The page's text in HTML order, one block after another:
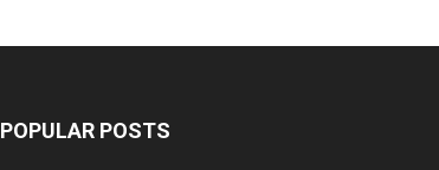
POPULAR POSTS